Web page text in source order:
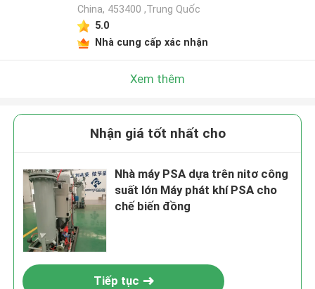
China, 453400 ,Trung Quốc
5.0
Nhà cung cấp xác nhận
Xem thêm
Nhận giá tốt nhất cho
Nhà máy PSA dựa trên nitơ công
suất lớn Máy phát khí PSA cho
chế biến đồng
Tiếp tục